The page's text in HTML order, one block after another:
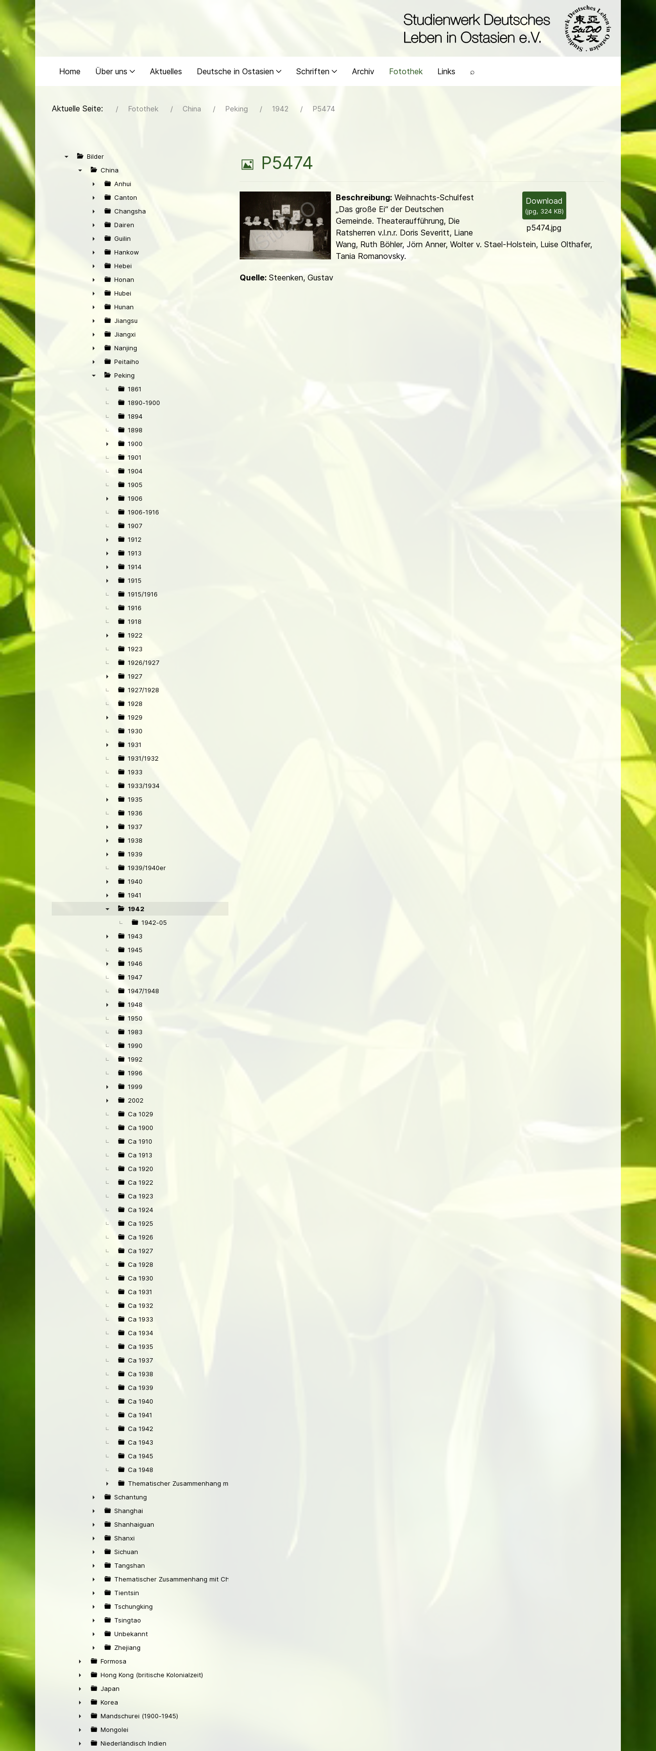
Home Über uns Aktuelles Deutsche in Ostasien Schriften Archiv Fotothek Links ⌕
Aktuelle Seite: Fotothek China Peking 1942 P5474
Bilder
China
►
Anhui
►
Canton
►
Changsha
►
Dairen
►
Guilin
►
Hankow
►
Hebei
►
Honan
►
Hubei
►
Hunan
►
Jiangsu
►
Jiangxi
►
Nanjing
►
Peitaiho
Peking
1861
1890-1900
1894
1898
►
1900
1901
1904
1905
►
1906
1906-1916
1907
►
1912
►
1913
►
1914
►
1915
1915/1916
1916
1918
►
1922
1923
1926/1927
►
1927
1927/1928
1928
►
1929
1930
►
1931
1931/1932
1933
1933/1934
►
1935
1936
►
1937
►
1938
►
1939
1939/1940er
►
1940
►
1941
1942
1942-05
►
1943
1945
►
1946
1947
1947/1948
►
1948
1950
1983
1990
1992
1996
►
1999
►
2002
Ca 1029
Ca 1900
Ca 1910
Ca 1913
Ca 1920
Ca 1922
Ca 1923
Ca 1924
Ca 1925
Ca 1926
Ca 1927
Ca 1928
Ca 1930
Ca 1931
Ca 1932
Ca 1933
Ca 1934
Ca 1935
Ca 1937
Ca 1938
Ca 1939
Ca 1940
Ca 1941
Ca 1942
Ca 1943
Ca 1945
Ca 1948
►
Thematischer Zusammenhang mit Peking
►
Schantung
►
Shanghai
►
Shanhaiguan
►
Shanxi
►
Sichuan
►
Tangshan
►
Thematischer Zusammenhang mit China
►
Tientsin
►
Tschungking
►
Tsingtao
►
Unbekannt
►
Zhejiang
►
Formosa
►
Hong Kong (britische Kolonialzeit)
►
Japan
►
Korea
►
Mandschurei (1900-1945)
►
Mongolei
Niederländisch Indien
B
l
d
P5474
Download
(jpg, 324 KB)
p5474.jpg
Beschreibung:Weihnachts-Schulfest
„Das große Ei“ der Deutschen
Gemeinde. Theater­aufführung, Die
Ratsherren v.l.n.r. Doris Severitt, Liane
Wang, Ruth Böhler, Jörn Anner, Wolter v. Stael-Holstein, Luise Olthafer,
Tania Romanovsky.
Quelle:Steenken, Gustav